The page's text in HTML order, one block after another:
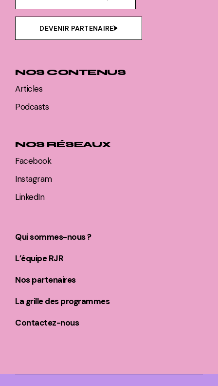
DEVENIR PARTENAIRE
NOS CONTENUS
Articles
Podcasts
NOS RÉSEAUX
Facebook
Instagram
LinkedIn
Qui sommes-nous ?
L’équipe RJR
Nos partenaires
La grille des programmes
Contactez-nous